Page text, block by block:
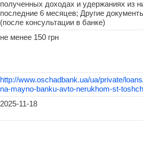
полученных доходах и удержаниях из
последние 6 месяцев; Другие
(после консультации в банке)
не менее 150 грн
http://www.oschadbank.ua/ua/private/
na-mayno-banku-avto-nerukhom-st-
2025-11-18